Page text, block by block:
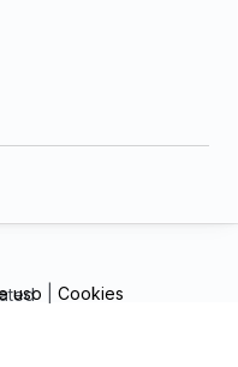
uso Cookies